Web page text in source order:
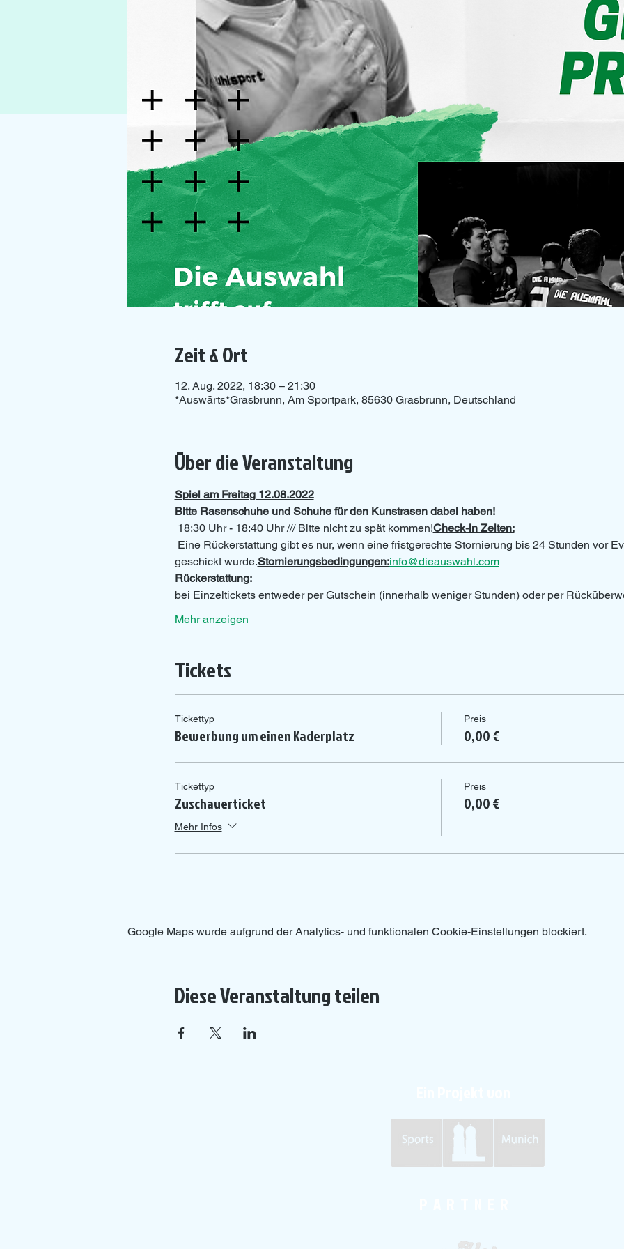
Zeit & Ort
12. Aug. 2022, 18:30 – 21:30
*Auswärts*Grasbrunn, Am Sportpark, 85630 Grasbrunn, Deutschland
Über die Veranstaltung
Spiel am Freitag 12.08.2022
Bitte Rasenschuhe und Schuhe für den Kunstrasen dabei haben!
18:30 Uhr - 18:40 Uhr /// Bitte nicht zu spät kommen!Check-in Zeiten:
Eine Rückerstattung gibt es nur, wenn eine fristgerechte Stornierung bis 24 Stunden vor
geschickt wurde.Stornierungsbedingungen:info@dieauswahl.com
Rückerstattung:
bei Einzeltickets entweder per Gutschein (innerhalb weniger Stunden) oder per
Mehr anzeigen
Tickets
Tickettyp
Bewerbung um einen Kaderplatz
Preis
0,00 €
Tickettyp
Zuschauerticket
Mehr Infos
Preis
0,00 €
Google Maps wurde aufgrund der Analytics- und funktionalen Cookie-Einstellungen blockiert.
Diese Veranstaltung teilen